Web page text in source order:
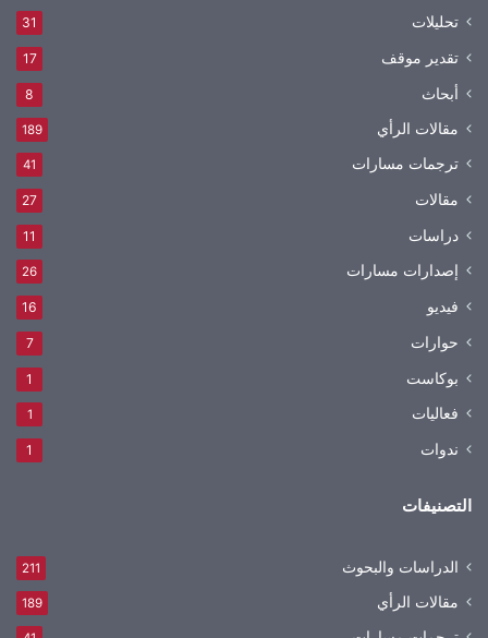
تحليلات 31
تقدير موقف 17
أبحاث 8
مقالات الرأي 189
ترجمات مسارات 41
مقالات 27
دراسات 11
إصدارات مسارات 26
فيديو 16
حوارات 7
بوكاست 1
فعاليات 1
ندوات 1
التصنيفات
الدراسات والبحوث 211
مقالات الرأي 189